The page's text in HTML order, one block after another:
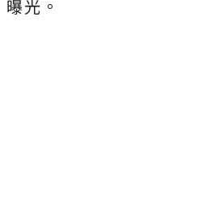
曝光。